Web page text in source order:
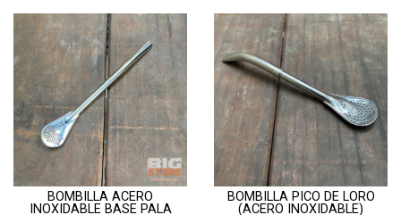
BOMBILLA ACERO
INOXIDABLE BASE PALA
BOMBILLA PICO DE LORO
(ACERO INOXIDABLE)